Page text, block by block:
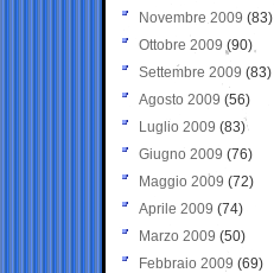
Novembre 2009 (83)
Ottobre 2009 (90)
Settembre 2009 (83)
Agosto 2009 (56)
Luglio 2009 (83)
Giugno 2009 (76)
Maggio 2009 (72)
Aprile 2009 (74)
Marzo 2009 (50)
Febbraio 2009 (69)